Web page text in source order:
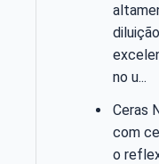
no u...
Ceras
com
o